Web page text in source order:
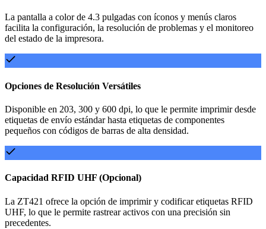
La pantalla a color de 4.3 pulgadas con íconos y menús claros
facilita la configuración, la resolución de problemas y el monitoreo
del estado de la impresora.
Opciones de Resolución Versátiles
Disponible en 203, 300 y 600 dpi, lo que le permite imprimir desde
etiquetas de envío estándar hasta etiquetas de componentes
pequeños con códigos de barras de alta densidad.
Capacidad RFID UHF (Opcional)
La ZT421 ofrece la opción de imprimir y codificar etiquetas RFID
UHF, lo que le permite rastrear activos con una precisión sin
precedentes.